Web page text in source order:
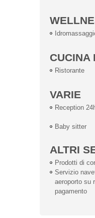
CUCINA
Ristorante
VARIE
Reception
Baby sitter
ALTRI
Prodotti di
Servizio
aeroporto su
pagamento